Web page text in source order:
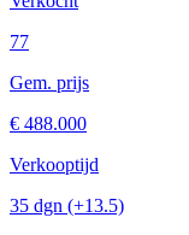
77
Gem. prijs
€ 488.000
Verkooptijd
35 dgn (+13.5)